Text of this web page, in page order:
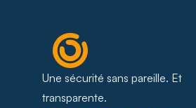
Une sécurité sans pareille. Et
transparente.